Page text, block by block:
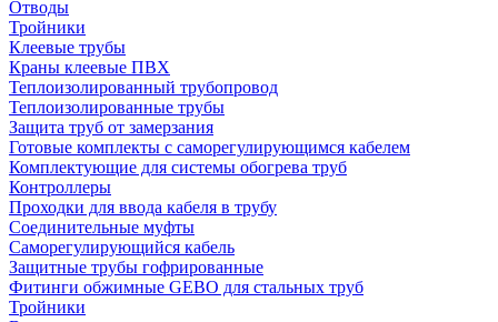
Отводы
Тройники
Клеевые трубы
Краны клеевые ПВХ
Теплоизолированный трубопровод
Теплоизолированные трубы
Защита труб от замерзания
Готовые комплекты с саморегулирующимся кабелем
Комплектующие для системы обогрева труб
Контроллеры
Проходки для ввода кабеля в трубу
Соединительные муфты
Саморегулирующийся кабель
Защитные трубы гофрированные
Фитинги обжимные GEBO для стальных труб
Тройники